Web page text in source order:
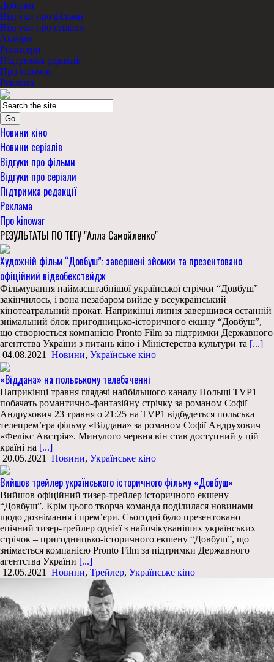
Добірки
Відгуки про фільми
Відгуки про серіали
Актори
Режисери
Підтримка редакції
Про kinowar
Реклама
Go
Новини кіно
Новини серіалів
Відгуки про фільми
Відгуки про серіали
Підтримка редакції
Реклама
Про kinowar
РЕЗУЛЬТАТЫ ПО ТЕГУ "Алла Самойленко"
Художній фільм “Довбуш”: завершені зйомки та презентовано
офіційний відеобекстейдж
Фільмування наймасштабнішої української стрічки “Довбуш”
закінчилось, і вона незабаром вийде у всеукраїнський
кінотеатральний прокат. Наприкінці липня завершився останній
знімальний блок пригодницько-історичного екшну “Довбуш”,
що створюється компанією Pronto Film за підтримки Державного
агентства України з питань кіно і Міністерства культури та [...]
04.08.2021
Новини, Українське кіно
«Віддана» на польському телебаченні
Наприкінці травня глядачі найбільшого каналу Польщі TVP1
побачать романтично-фантазійну стрічку за романом Софії
Андрухович 23 травня о 21:25 на TVP1 відбудеться польська
телепрем’єра фільму «Віддана» за романом Софії Андрухович
«Фелікс Австрія». Минулого червня він став доступний у цій
країні на [...]
20.05.2021
Новини, Українське кіно
Вийшов трейлер українського історичного фільму «Довбуш»
Вийшов офіційний тизер-трейлер історичного екшену
“Довбуш”. Крім цього творча команда поділилася новинами
щодо дознімання і прем’єри. Сьогодні було презентовано
епічний тизер-трейлер однієї з найочікуваніших українських
стрічок – пригодницько-історичного екшену “Довбуш”, що
знімається компанією Pronto Film за підтримки Державного
агентства України [...]
12.05.2021
Новини, Трейлер, Українське кіно